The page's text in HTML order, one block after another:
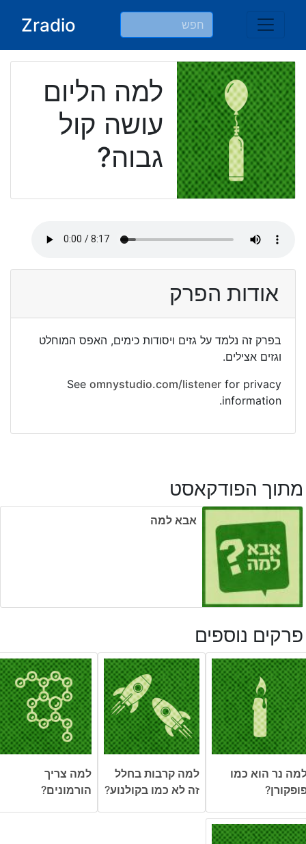
Zradio
למה הליום
עושה קול
גבוה?
אודות הפרק
בפרק זה נלמד על גזים ויסודות כימים, האפס המוחלט
וגזים אצילים.
See omnystudio.com/listener for privacy
information.
מתוך הפודקאסט
אבא למה
פרקים נוספים
נר הוא כמו
למה קרבות בחלל
זה לא כמו בקולנוע?
למה צריך
הורמונים?